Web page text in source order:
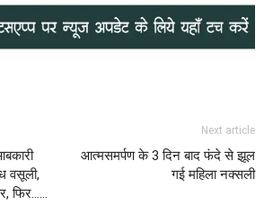
वसूली,
फिर……
Next article
आत्मसमर्पण के 3 दिन बाद फंदे से झूल
गई महिला नक्सली